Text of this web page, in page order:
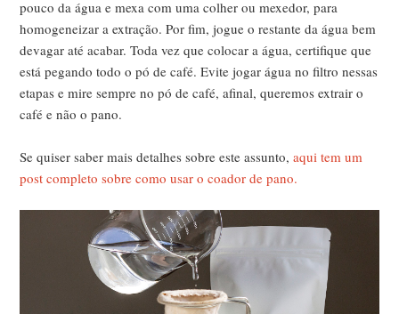
pouco da água e mexa com uma colher ou mexedor, para
homogeneizar a extração. Por fim, jogue o restante da água bem
devagar até acabar. Toda vez que colocar a água, certifique que
está pegando todo o pó de café. Evite jogar água no filtro nessas
etapas e mire sempre no pó de café, afinal, queremos extrair o
café e não o pano.
Se quiser saber mais detalhes sobre este assunto,aqui tem um
post completo sobre como usar o coador de pano.